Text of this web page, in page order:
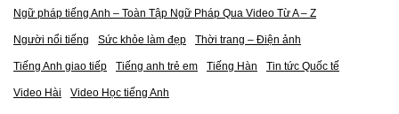
Ngữ pháp tiếng Anh – Toàn Tập Ngữ Pháp Qua Video Từ A – Z
Người nổi tiếng Sức khỏe làm đẹp Thời trang – Điện ảnh
Tiếng Anh giao tiếp Tiếng anh trẻ em Tiếng Hàn Tin tức Quốc tế
Video Hài Video Học tiếng Anh